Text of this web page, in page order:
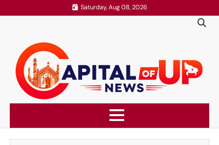
to
Saturday, Aug 08, 2026